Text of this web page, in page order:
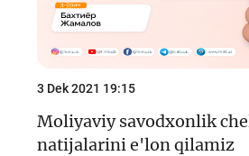
3 Dek 2021 19:15
Moliyaviy savodxonlik
natijalarini e'lon qilamiz